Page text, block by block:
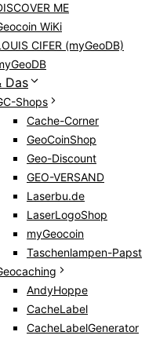
ME
WiKi
CIFER (myGeoDB)
Das
Shops
Cache-Corner
GeoCoinShop
Geo-Discount
GEO-VERSAND
Laserbu.de
LaserLogoShop
myGeocoin
Taschenlampen-Papst
AndyHoppe
CacheLabel
CacheLabelGenerator